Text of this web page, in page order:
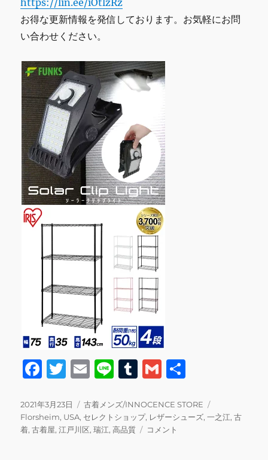
お得な更新情報を発信しております。お気軽にお問
い合わせください。
F
c
e
T
it
te
E
ai
l
Li
e
T
m
bl
G
ai
l
投
稿
日:
2021年3月23日
カ
テ
ゴ
古着メンズ/INNOCENCE STORE
グ
Florsheim, USA, セレクトショップ, レザーシューズ,一之江,古
着,古着屋,江戸川区,瑞江,高品質
Florsheim
コメント